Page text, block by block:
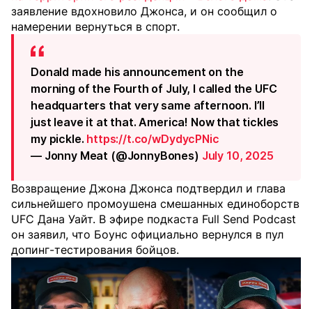
заявление вдохновило Джонса, и он сообщил о
намерении вернуться в спорт.
Donald made his announcement on the
morning of the Fourth of July, I called the UFC
headquarters that very same afternoon. I’ll
just leave it at that. America! Now that tickles
my pickle. https://t.co/wDydycPNic
— Jonny Meat (@JonnyBones) July 10, 2025
Возвращение Джона Джонса подтвердил и глава
сильнейшего промоушена смешанных единоборств
UFC Дана Уайт. В эфире подкаста Full Send Podcast
он заявил, что Боунс официально вернулся в пул
допинг-тестирования бойцов.